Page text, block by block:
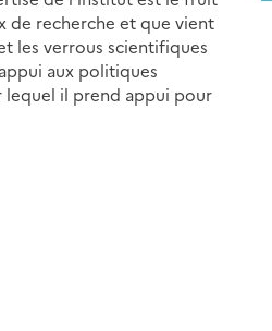
de recherche et que vient
les verrous scientifiques
aux politiques
lequel il prend appui pour